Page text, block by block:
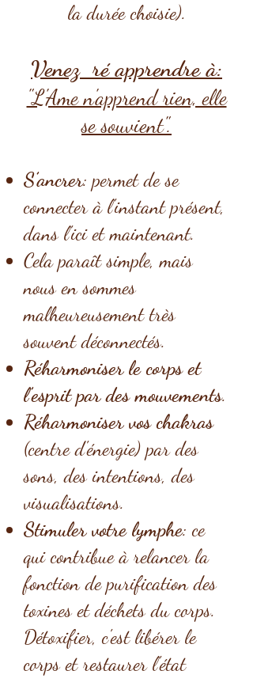
la durée choisie).
Venez ré apprendre à:
"L'Ame n'apprend rien, elle
se souvient".
S’ancrer: permet de se
connecter à l'instant présent,
dans l'ici et maintenant.
Cela paraît simple, mais
nous en sommes
malheureusement très
souvent déconnectés.
Réharmoniser le corps et
l’esprit par des mouvements.
Réharmoniser vos chakras
(centre d'énergie) par des
sons, des intentions, des
visualisations.
Stimuler votre lymphe: ce
qui contribue à relancer la
fonction de purification des
toxines et déchets du corps.
Détoxifier, c'est libérer le
corps et restaurer l'état